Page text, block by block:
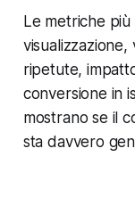
Le metriche
visualizzazione,
ripetute,
conversione in
mostrano se il
sta davvero